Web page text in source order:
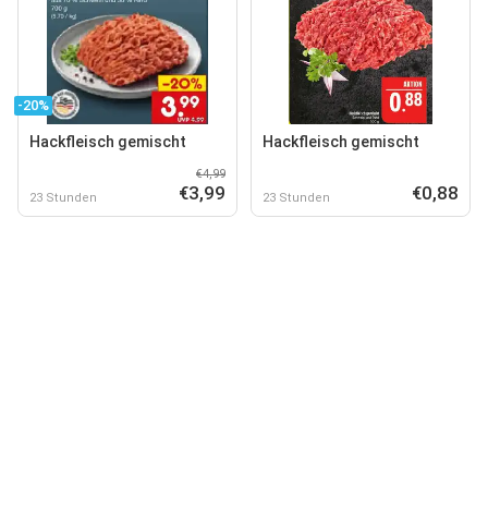
-20%
Hackfleisch gemischt
23 Stunden
€4,99
€3,99
Hackfleisch gemischt
23 Stunden €0,88